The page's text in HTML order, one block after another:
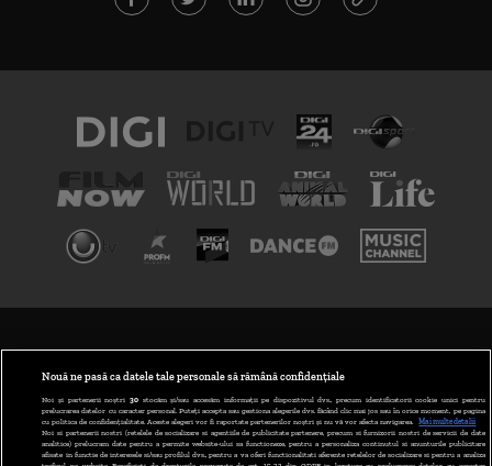
ABONARE DIGI TV
GESTIONAȚI PREFERINȚELE
Nouă ne pasă ca datele tale personale să rămână confidențiale
Noi și partenerii noștri 30stocăm și/sau accesăm informații pe dispozitivul dvs., precum identificatorii cookie unici pentru
prelucrarea datelor cu caracter personal. Puteți accepta sau gestiona alegerile dvs. făcând clic mai jos sau în orice moment, pe pagina
cu politica de confidențialitate. Aceste alegeri vor fi raportate partenerilor noștri și nu vă vor afecta navigarea.
Mai multe detalii
Noi si partenerii nostri (retelele de socializare si agentiile de publicitate partenere, precum si furnizorii nostri de servicii de date
analitice) prelucram date pentru a permite website-ului sa functioneze, pentru a personaliza continutul si anunturile publicitare
afisate in functie de interesele si/sau profilul dvs., pentru a va oferi functionalitati aferente retelelor de socializare si pentru a analiza